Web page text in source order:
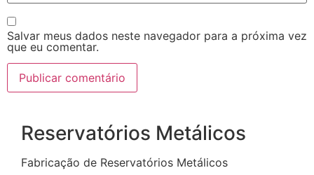
Salvar meus dados neste navegador para a próxima vez
que eu comentar.
Reservatórios Metálicos
Fabricação de Reservatórios Metálicos